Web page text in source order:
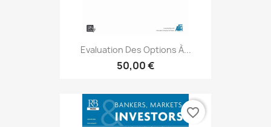
Evaluation Des Options À...
50,00 €
favorite_border